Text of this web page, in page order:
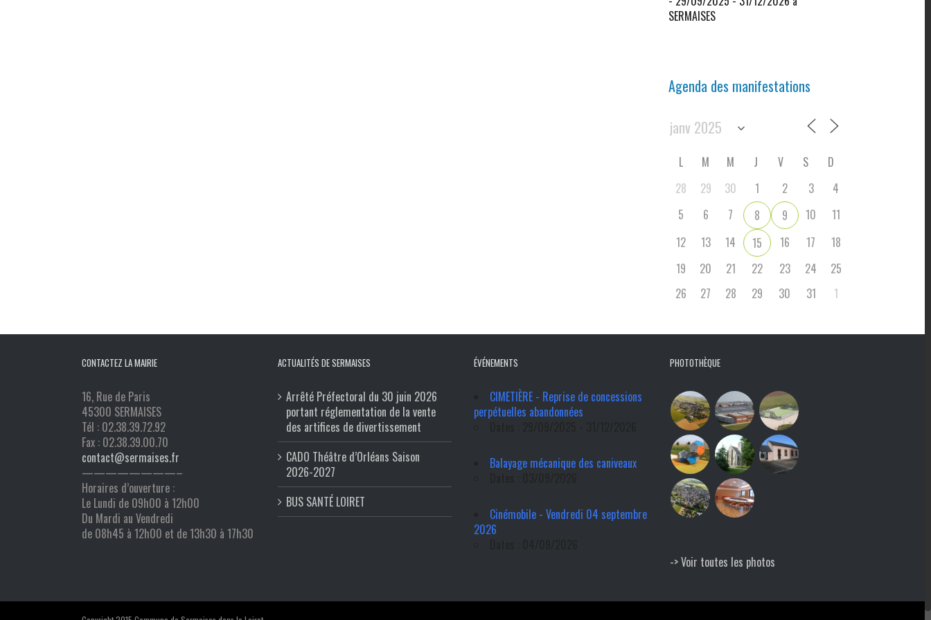
SERMAISES
Agenda des manifestations
L M M J V S
D
28
29 30 1 2 3
4
5
6 7 8 9 10
11
12
13 14 15 16 17
18
19
20 21 22 23 24
25
26
27 28 29 30 31 1
CONTACTEZ LA MAIRIE
16, Rue de Paris
45300 SERMAISES
Tél : 02.38.39.72.92
Fax : 02.38.39.00.70
contact@sermaises.fr
————————–
Horaires d’ouverture :
Le Lundi de 09h00 à 12h00
Du Mardi au Vendredi
de 08h45 à 12h00 et de 13h30 à 17h30
ACTUALITÉS DE SERMAISES
Arrêté Préfectoral du 30 juin 2026
portant réglementation de la vente
des artifices de divertissement
CADO Théâtre d’Orléans Saison
2026-2027
BUS SANTÉ LOIRET
ÉVÉNEMENTS
CIMETIÈRE - Reprise de concessions
perpétuelles abandonnées
Balayage mécanique des caniveaux
Cinémobile - Vendredi 04 septembre
2026
PHOTOTHÈQUE
-> Voir toutes les photos